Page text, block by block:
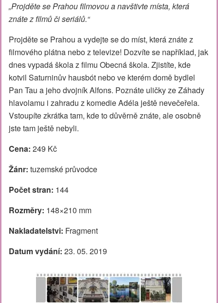
„Projděte se Prahou filmovou a navštivte místa, která
znáte z filmů či seriálů.“
Projděte se Prahou a vydejte se do míst, která znáte z
filmového plátna nebo z televize! Dozvíte se například, jak
dnes vypadá škola z filmu Obecná škola. Zjistíte, kde
kotvil Saturninův hausbót nebo ve kterém domě bydlel
Pan Tau a jeho dvojník Alfons. Poznáte uličky ze Záhady
hlavolamu i zahradu z komedie Adéla ještě nevečeřela.
Vstoupíte zkrátka tam, kde to důvěrně znáte, ale osobně
jste tam ještě nebyli.
Cena: 249 Kč
Žánr: tuzemské průvodce
Počet stran: 144
Rozměry: 148×210 mm
Nakladatelstvi: Fragment
Datum vydání: 23. 05. 2019